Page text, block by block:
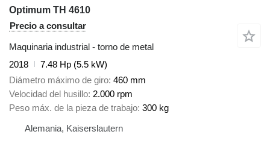
Optimum TH 4610
Precio a consultar
Maquinaria industrial - torno de metal
2018
7.48 Hp (5.5 kW)
Diámetro máximo de giro 460 mm
Velocidad del husillo 2.000 rpm
Peso máx. de la pieza de trabajo 300 kg
Alemania, Kaiserslautern